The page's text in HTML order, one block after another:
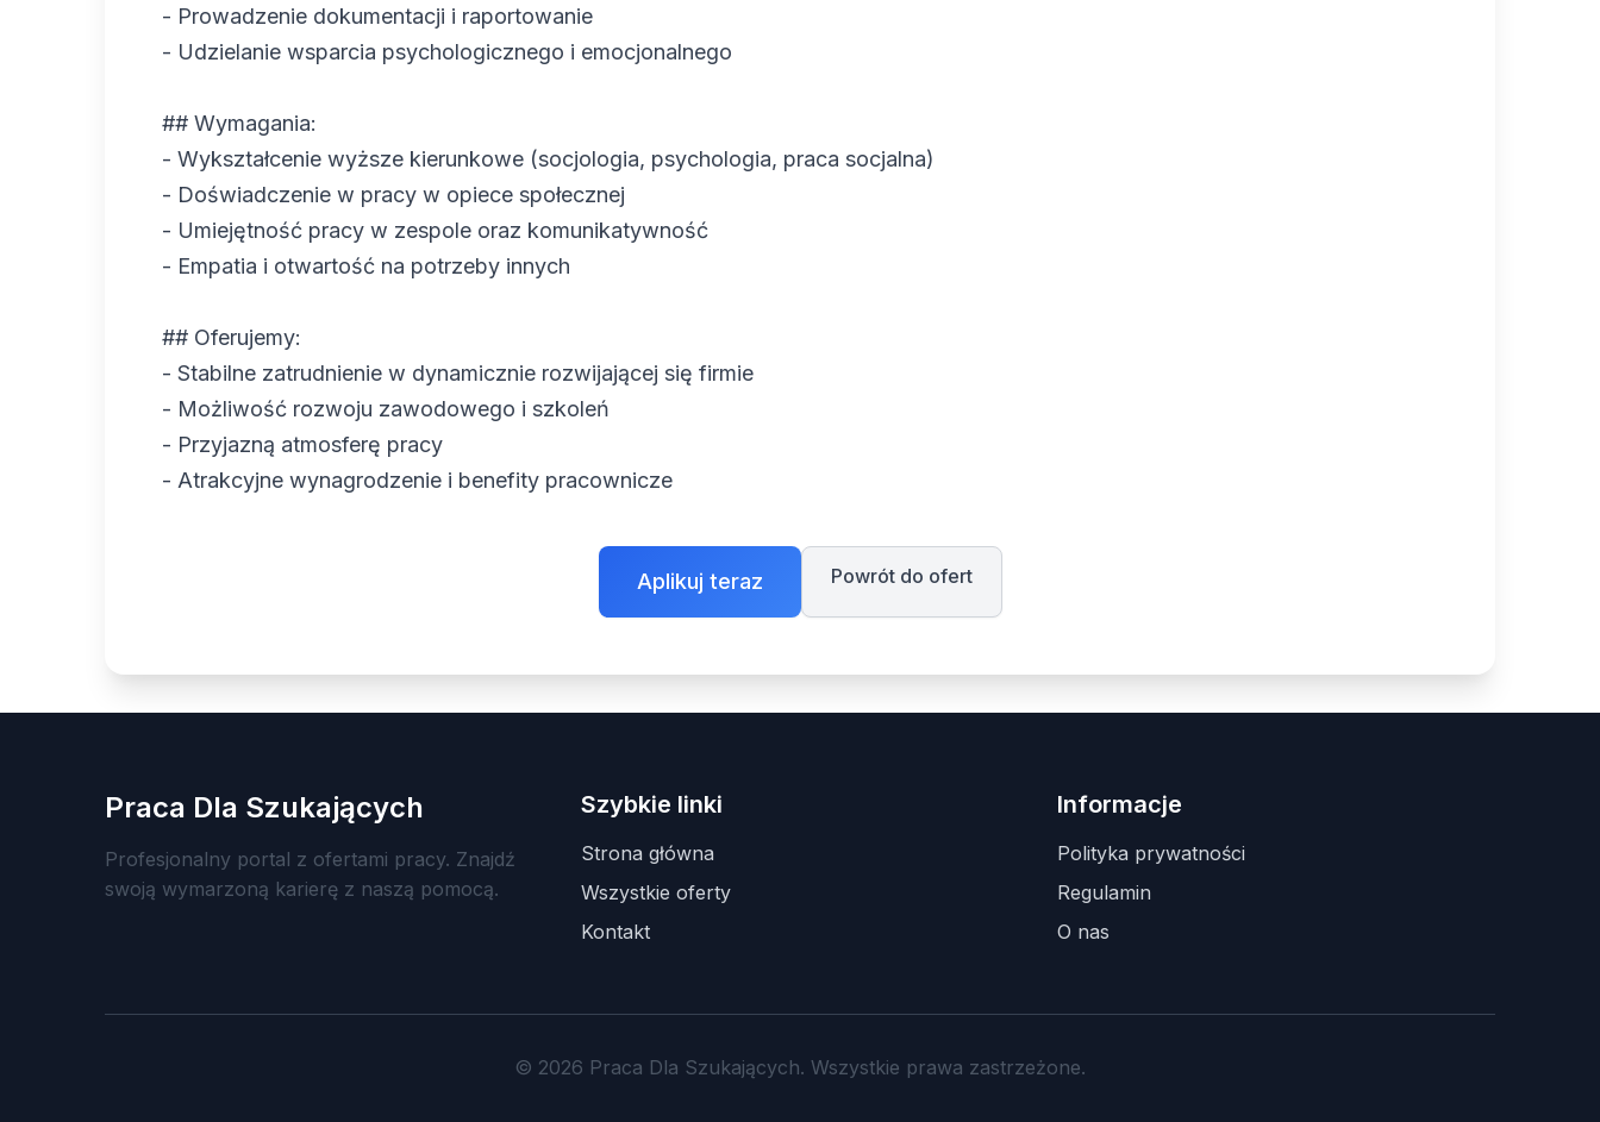
- Prowadzenie dokumentacji i raportowanie
- Udzielanie wsparcia psychologicznego i emocjonalnego
## Wymagania:
- Wykształcenie wyższe kierunkowe (socjologia, psychologia, praca socjalna)
- Doświadczenie w pracy w opiece społecznej
- Umiejętność pracy w zespole oraz komunikatywność
- Empatia i otwartość na potrzeby innych
## Oferujemy:
- Stabilne zatrudnienie w dynamicznie rozwijającej się firmie
- Możliwość rozwoju zawodowego i szkoleń
- Przyjazną atmosferę pracy
- Atrakcyjne wynagrodzenie i benefity pracownicze
Aplikuj teraz Powrót do ofert
Praca Dla Szukających
Profesjonalny portal z ofertami pracy. Znajdź
swoją wymarzoną karierę z naszą pomocą.
Szybkie linki
Strona główna
Wszystkie oferty
Kontakt
Informacje
Polityka prywatności
Regulamin
O nas
© 2026 Praca Dla Szukających. Wszystkie prawa zastrzeżone.